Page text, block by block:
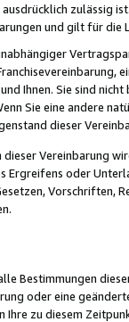
zulässig
und gilt für die
Ihnen. Sie sind
Sie eine andere
dieser
Vereinbarung
Ergreifens oder
Vorschriften,
Bestimmungen
oder eine
Ihre zu diesem